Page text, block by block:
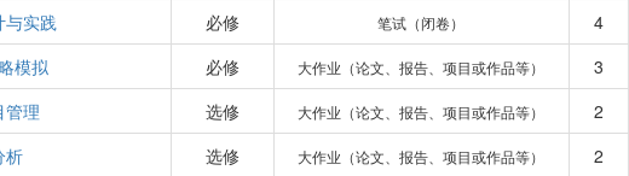
与实践 必修 笔试（闭卷） 4
模拟 必修 大作业（论文、报告、项目或作品等） 3
管理 选修 大作业（论文、报告、项目或作品等） 2
析 选修 大作业（论文、报告、项目或作品等） 2